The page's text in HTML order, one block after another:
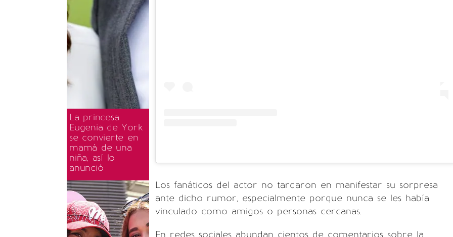
La princesa
Eugenia de York
se convierte en
mamá de una
niña, así lo
anunció
Los fanáticos del actor no tardaron en manifestar su sorpresa
ante dicho rumor, especialmente porque nunca se les había
vinculado como amigos o personas cercanas.
En redes sociales abundan cientos de comentarios sobre la